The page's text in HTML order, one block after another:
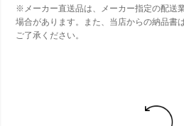
※メーカー直送品は、メーカー指定の配送
場合があります。また、当店からの納品書
ご了承ください。